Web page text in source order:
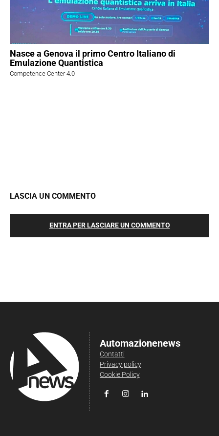
Nasce a Genova il primo Centro Italiano di
Emulazione Quantistica
Competence Center 4.0
LASCIA UN COMMENTO
ENTRA PER LASCIARE UN COMMENTO
Automazionenews
Contatti
Privacy policy
Cookie Policy